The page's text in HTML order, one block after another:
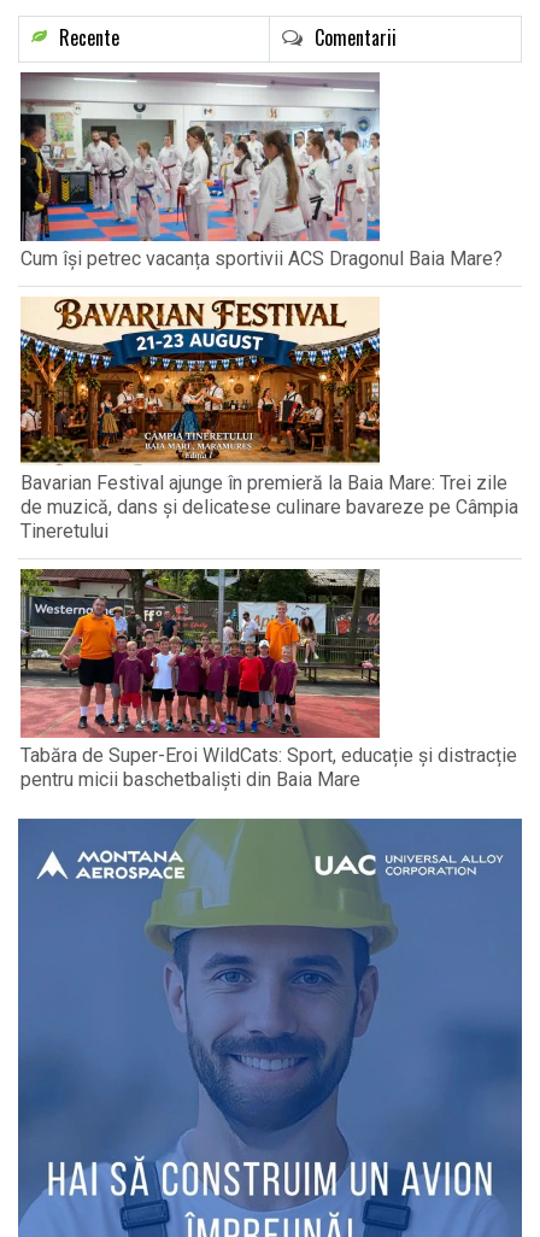
Recente Comentarii
Cum își petrec vacanța sportivii ACS Dragonul Baia Mare?
Bavarian Festival ajunge în premieră la Baia Mare: Trei zile
de muzică, dans și delicatese culinare bavareze pe Câmpia
Tineretului
Tabăra de Super-Eroi WildCats: Sport, educație și distracție
pentru micii baschetbaliști din Baia Mare